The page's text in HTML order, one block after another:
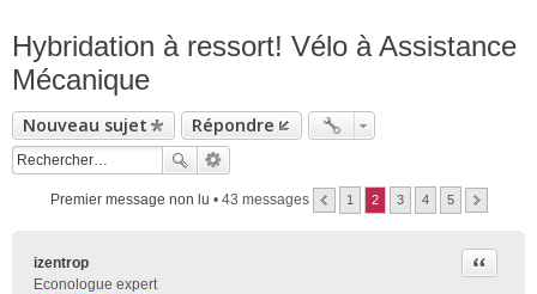
Hybridation à ressort! Vélo à Assistance
Mécanique
Nouveau sujet Répondre
Premier message non lu • 43 messages 1 2 3 4 5
izentrop
Econologue expert
Citer